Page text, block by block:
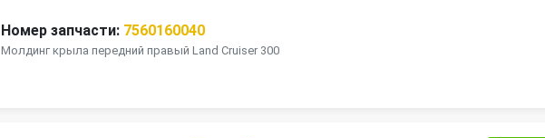
Номер запчасти: 7560160040
Молдинг крыла передний правый Land Cruiser 300